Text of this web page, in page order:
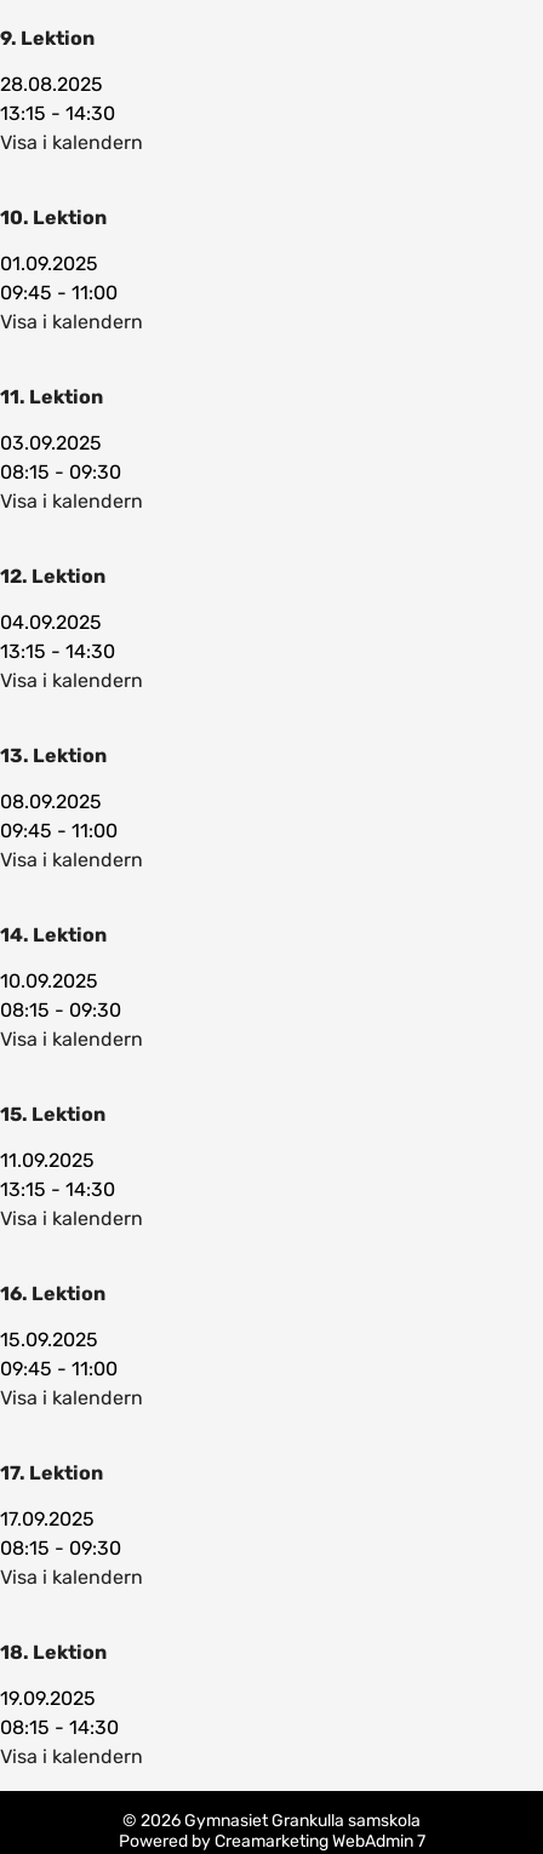
9. Lektion
28.08.2025
13:15 - 14:30
Visa i kalendern
10. Lektion
01.09.2025
09:45 - 11:00
Visa i kalendern
11. Lektion
03.09.2025
08:15 - 09:30
Visa i kalendern
12. Lektion
04.09.2025
13:15 - 14:30
Visa i kalendern
13. Lektion
08.09.2025
09:45 - 11:00
Visa i kalendern
14. Lektion
10.09.2025
08:15 - 09:30
Visa i kalendern
15. Lektion
11.09.2025
13:15 - 14:30
Visa i kalendern
16. Lektion
15.09.2025
09:45 - 11:00
Visa i kalendern
17. Lektion
17.09.2025
08:15 - 09:30
Visa i kalendern
18. Lektion
19.09.2025
08:15 - 14:30
Visa i kalendern
© 2026 Gymnasiet Grankulla samskola
Powered byCreamarketing WebAdmin 7